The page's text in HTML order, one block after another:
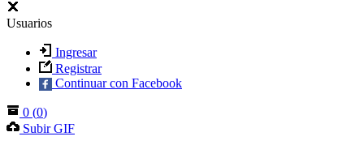
Usuarios
Ingresar
Registrar
Continuar con Facebook
0 (0)
Subir GIF